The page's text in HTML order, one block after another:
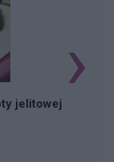
jelitowej ›